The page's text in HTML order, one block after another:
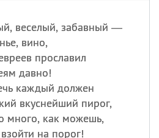
веселый, забавный —
вино,
прославил
давно!
каждый должен
вкуснейший пирог,
много, как можешь,
на порог!